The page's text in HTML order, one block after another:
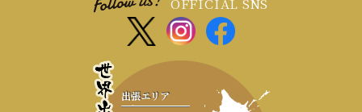
出張エリア